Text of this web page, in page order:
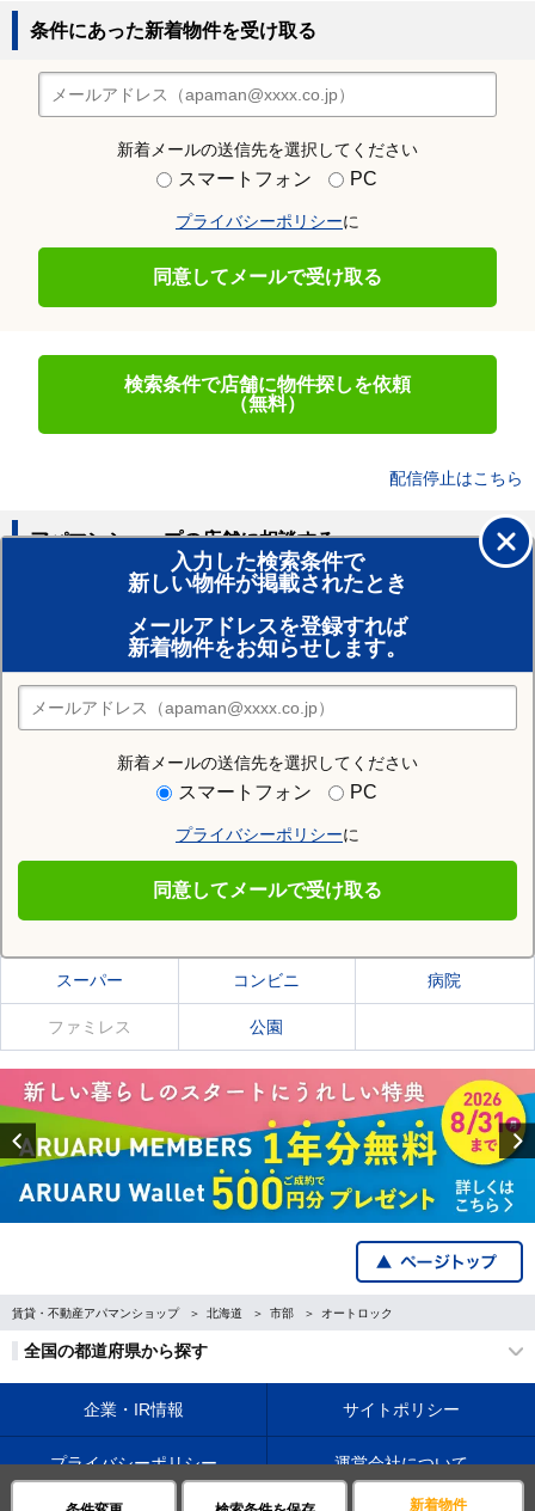
新着物件
条件にあった新着物件を受け取る
新着メールの送信先を選択してください
スマートフォン PC
プライバシーポリシーに
同意してメールで受け取る
検索条件で店舗に物件探しを依頼
（無料）
配信停止はこちら
入力した検索条件で
新しい物件が掲載されたとき
メールアドレスを登録すれば
新着物件をお知らせします。
新着メールの送信先を選択してください
スマートフォン PC
プライバシーポリシーに
同意してメールで受け取る
アパマンショップの店舗に相談する
賃貸のプロがお部屋探し！
おまかせ物件リクエスト
住みたい街の店舗を探す
店舗検索
住む街研究所で石狩郡当別町の情報を見る
石狩郡当別町の施設一覧
スーパー コンビニ 病院
ファミレス 公園
Previous
賃貸・不動産アパマンショップ 北海道 市部 オートロック
全国の都道府県から探す
企業・IR情報 サイトポリシー
プライバシーポリシー 運営会社について